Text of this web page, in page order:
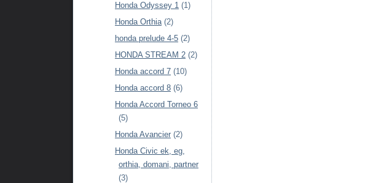
Honda Odyssey 1 (1)
Honda Orthia (2)
honda prelude 4-5 (2)
HONDA STREAM 2 (2)
Honda accord 7 (10)
Honda accord 8 (6)
Honda Accord Torneo 6
(5)
Honda Avancier (2)
Honda Civic ek, eg,
orthia, domani, partner
(3)